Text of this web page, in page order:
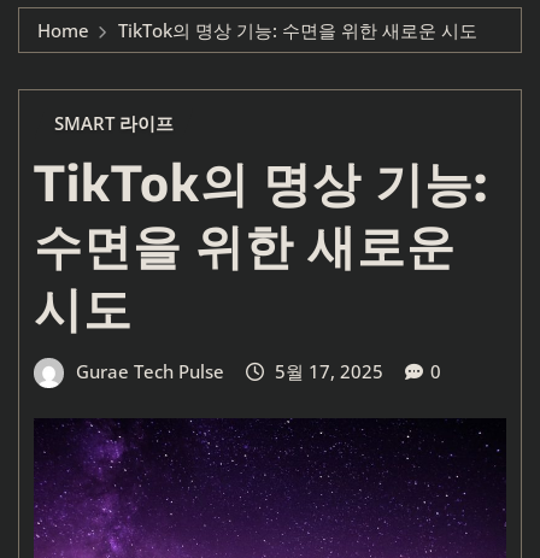
Home TikTok의 명상 기능: 수면을 위한 새로운 시도
SMART 라이프
TikTok의 명상 기능:
수면을 위한 새로운
시도
Gurae Tech Pulse 5월 17, 2025 0